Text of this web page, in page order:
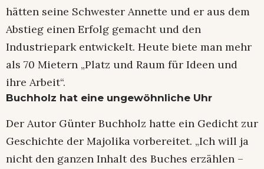
hätten seine Schwester Annette und er aus dem
Abstieg einen Erfolg gemacht und den
Industriepark entwickelt. Heute biete man mehr
als 70 Mietern „Platz und Raum für Ideen und
ihre Arbeit“.
Buchholz hat eine ungewöhnliche Uhr
Der Autor Günter Buchholz hatte ein Gedicht zur
Geschichte der Majolika vorbereitet. „Ich will ja
nicht den ganzen Inhalt des Buches erzählen –